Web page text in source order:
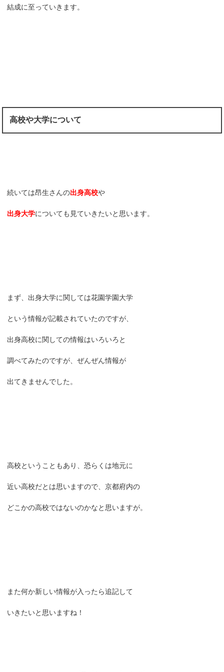
結成に至っていきます。
高校や大学について
続いては昂生さんの出身高校や
出身大学についても見ていきたいと思います。
まず、出身大学に関しては花園学園大学
という情報が記載されていたのですが、
出身高校に関しての情報はいろいろと
調べてみたのですが、ぜんぜん情報が
出てきませんでした。
高校ということもあり、恐らくは地元に
近い高校だとは思いますので、京都府内の
どこかの高校ではないのかなと思いますが。
また何か新しい情報が入ったら追記して
いきたいと思いますね！